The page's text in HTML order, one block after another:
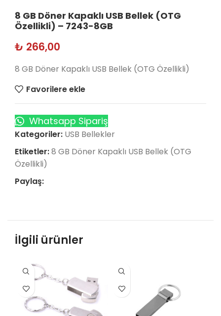
8 GB Döner Kapaklı USB Bellek (OTG
Özellikli) – 7243-8GB
₺ 266,00
8 GB Döner Kapaklı USB Bellek (OTG Özellikli)
Favorilere ekle
Whatsapp Sipariş
Kategoriler: USB Bellekler
Etiketler:8 GB Döner Kapaklı USB Bellek (OTG
Özellikli)
Paylaş:
İlgili ürünler